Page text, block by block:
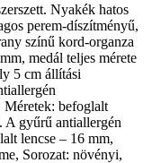
Nyakék hatos
perem-díszítményű,
színű kord-organza
medál teljes mérete
5 cm állítási
Méretek: befoglalt
A gyűrű antiallergén
lencse – 16 mm,
Sorozat: növényi,